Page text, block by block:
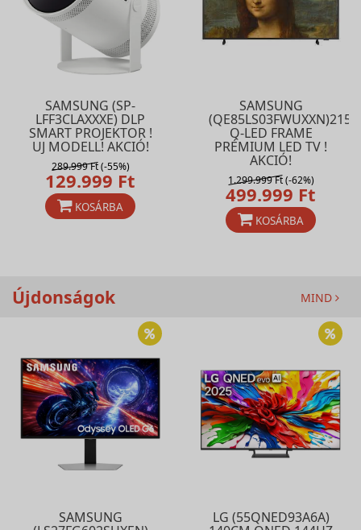
SAMSUNG (SP-
LFF3CLAXXXE) DLP
SMART PROJEKTOR !
UJ MODELL! AKCIÓ!
289.999 Ft(-55%)
129.999 Ft
KOSÁRBA
SAMSUNG
Q-LED FRAME
PRÉMIUM LED TV !
AKCIÓ!
1.299.999 Ft(-62%)
499.999 Ft
KOSÁRBA
MIND
Újdonságok
SAMSUNG LG (55QNED93A6A)